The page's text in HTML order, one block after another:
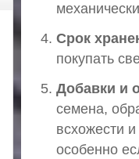
Срок
покупать
Добавки и
семена,
всхожести
особенно